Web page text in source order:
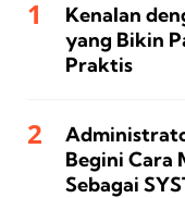
Kenalan
yang Bikin
Praktis
Begini Cara
Sebagai